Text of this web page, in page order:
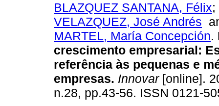
BLAZQUEZ SANTANA, Félix;
VELAZQUEZ, José Andrés
MARTEL, María Concepción.
crescimento empresarial:
referência às pequenas e
empresas. Innovar[online].
n.28, pp.43-56. ISSN 0121-